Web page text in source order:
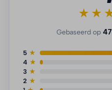
Gebaseerd op
5 ★
4 ★
3 ★
2 ★